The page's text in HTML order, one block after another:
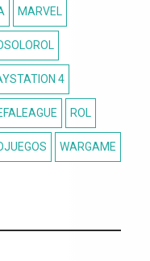
MARVEL
4
ROL
WARGAME